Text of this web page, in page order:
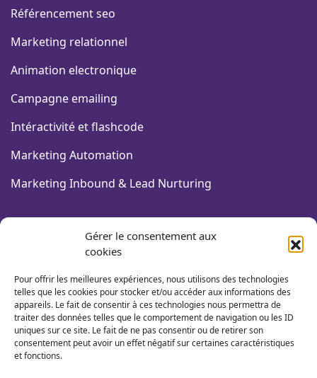
Gérer le consentement aux
cookies
Pour offrir les meilleures expériences, nous utilisons des technologies
telles que les cookies pour stocker et/ou accéder aux informations des
appareils. Le fait de consentir à ces technologies nous permettra de
traiter des données telles que le comportement de navigation ou les ID
uniques sur ce site. Le fait de ne pas consentir ou de retirer son
consentement peut avoir un effet négatif sur certaines caractéristiques
et fonctions.
Référencement seo
Marketing relationnel
Animation electronique
Campagne emailing
Intéractivité et flashcode
Marketing Automation
Marketing Inbound & Lead Nurturing
FORMATIONS COMMUNICATION
Community Management
Webmarketing
Pilotage des actions de com'